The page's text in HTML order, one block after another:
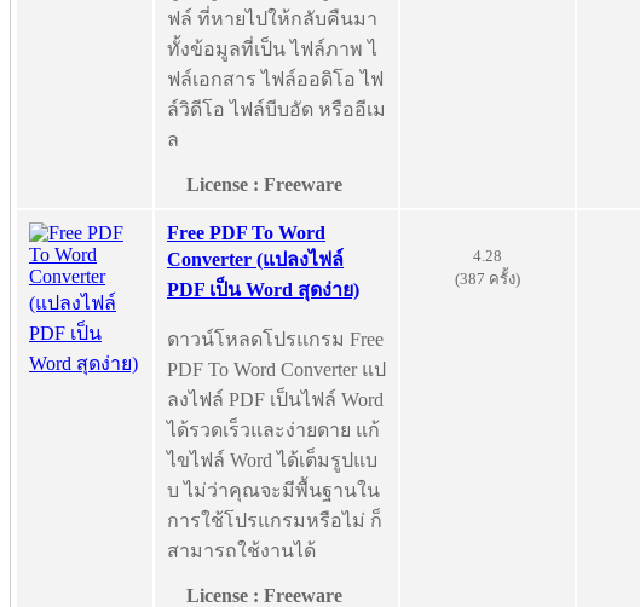
ฟล์ ที่หายไปให้กลับคืนมา
ทั้งข้อมูลที่เป็น ไฟล์ภาพ ไ
ฟล์เอกสาร ไฟล์ออดิโอ ไฟ
ล์วิดีโอ ไฟล์บีบอัด หรืออีเม
ล
License : Freeware
Free PDF To Word
Converter (แปลงไฟล์
PDF เป็น Word สุดง่าย)
ดาวน์โหลดโปรแกรม Free
PDF To Word Converter แป
ลงไฟล์ PDF เป็นไฟล์ Word
ได้รวดเร็วและง่ายดาย แก้
ไขไฟล์ Word ได้เต็มรูปแบ
บ ไม่ว่าคุณจะมีพื้นฐานใน
การใช้โปรแกรมหรือไม่ ก็
สามารถใช้งานได้
License : Freeware
4.28
(387 ครั้ง)